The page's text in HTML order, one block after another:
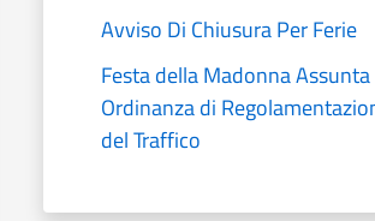
Avviso Di Chiusura Per Ferie
Festa della Madonna
Ordinanza di
del Traffico